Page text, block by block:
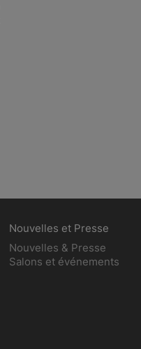
Nouvelles et Presse
Nouvelles & Presse
Salons et événements